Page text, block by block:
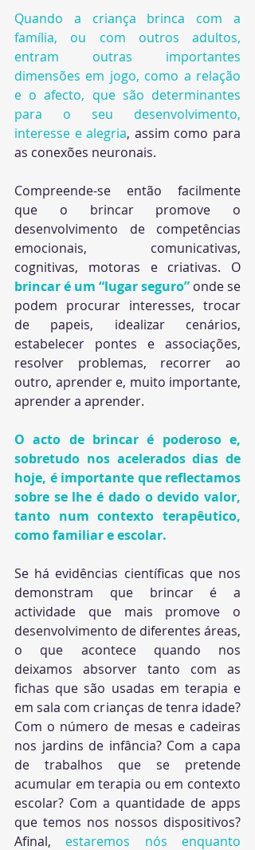
Quando a criança brinca com a
família, ou com outros adultos,
entram outras importantes
dimensões em jogo, como a relação
e o afecto, que são determinantes
para o seu desenvolvimento,
interesse e alegria, assim como para
as conexões neuronais.
Compreende-se então facilmente
que o brincar promove o
desenvolvimento de competências
emocionais, comunicativas,
brincar é um “lugar seguro” onde se
podem procurar interesses, trocar
de papeis, idealizar cenários,
estabelecer pontes e associações,
resolver problemas, recorrer ao
outro, aprender e, muito importante,
aprender a aprender.
O acto de brincar é poderoso e,
sobretudo nos acelerados dias de
hoje, é importante que reflectamos
sobre se lhe é dado o devido valor,
tanto num contexto terapêutico,
como familiar e escolar.
Se há evidências científicas que nos
demonstram que brincar é a
actividade que mais promove o
desenvolvimento de diferentes áreas,
o que acontece quando nos
deixamos absorver tanto com as
fichas que são usadas em terapia e
em sala com crianças de tenra idade?
Com o número de mesas e cadeiras
nos jardins de infância? Com a capa
de trabalhos que se pretende
acumular em terapia ou em contexto
escolar? Com a quantidade de apps
que temos nos nossos dispositivos?
Afinal, estaremos nós enquanto